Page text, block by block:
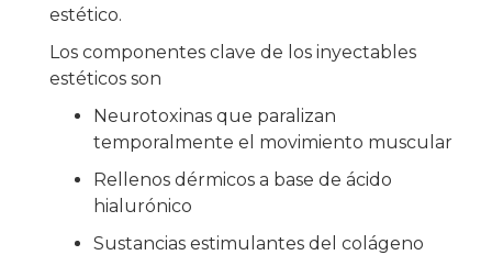
estético.
Los componentes clave de los inyectables
estéticos son
Neurotoxinas que paralizan
temporalmente el movimiento muscular
Rellenos dérmicos a base de ácido
hialurónico
Sustancias estimulantes del colágeno